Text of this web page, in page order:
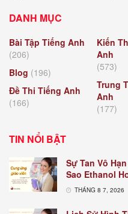
DANH MỤC
Bài Tập Tiếng Anh
(206)
Blog (196)
Đề Thi Tiếng Anh
(166)
Kiến
Anh
(573)
Trung
Anh
(177)
TIN NỔI BẬT
Sự Tan Vô
Sao Ethanol
THÁNG 8 7, 2026